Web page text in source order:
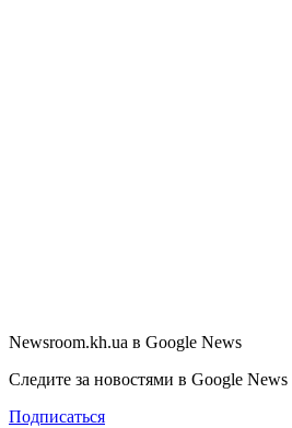
Newsroom.kh.ua в Google News
Следите за новостями в Google News
Подписаться